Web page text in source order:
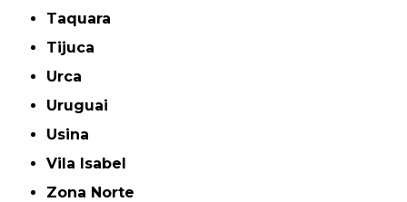
Taquara
Tijuca
Urca
Uruguai
Usina
Vila Isabel
Zona Norte